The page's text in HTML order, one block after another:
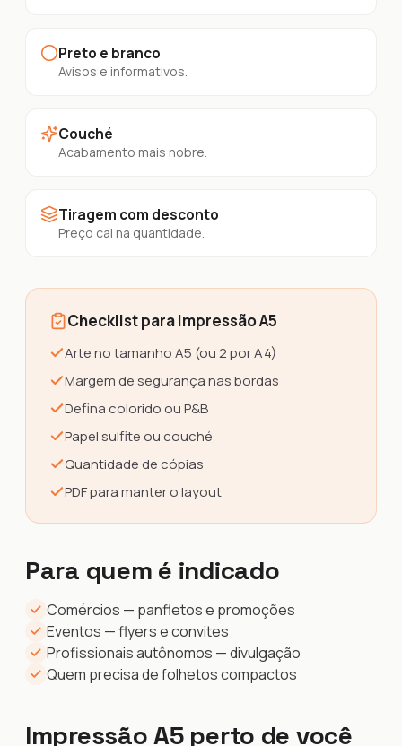
Preto e branco
Avisos e informativos.
Couché
Acabamento mais nobre.
Tiragem com desconto
Preço cai na quantidade.
Checklist para impressão A5
Arte no tamanho A5 (ou 2 por A4)
Margem de segurança nas bordas
Defina colorido ou P&B
Papel sulfite ou couché
Quantidade de cópias
PDF para manter o layout
Para quem é indicado
Comércios — panfletos e promoções
Eventos — flyers e convites
Profissionais autônomos — divulgação
Quem precisa de folhetos compactos
Impressão A5 perto de você